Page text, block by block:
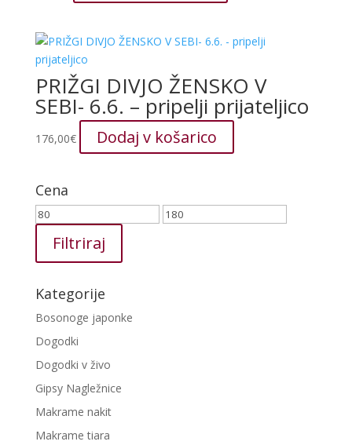
PRIŽGI DIVJO ŽENSKO V
SEBI- 6.6. – pripelji prijateljico
176,00€ Dodaj v košarico
Cena
Min
Max
Filtriraj
Kategorije
Bosonoge japonke
Dogodki
Dogodki v živo
Gipsy Nagležnice
Makrame nakit
Makrame tiara